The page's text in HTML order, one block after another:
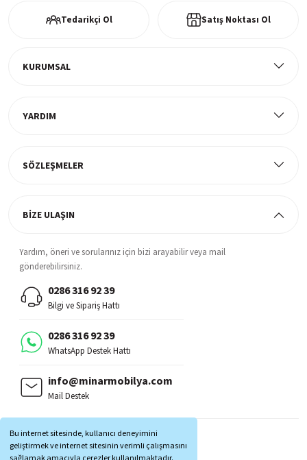
Bu internet sitesinde, kullanıcı deneyimini
geliştirmek ve internet sitesinin verimli çalışmasını
sağlamak amacıyla çerezler kullanılmaktadır.
Tedarikçi Ol Satış Noktası Ol
KURUMSAL
YARDIM
SÖZLEŞMELER
BİZE ULAŞIN
Yardım, öneri ve sorularınız için bizi arayabilir veya mail
gönderebilirsiniz.
0286 316 92 39
Bilgi ve Sipariş Hattı
0286 316 92 39
WhatsApp Destek Hattı
info@minarmobilya.com
Mail Destek
MOBİL UYGULAMALAR: